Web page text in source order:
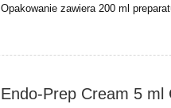
Opakowanie zawiera 200 ml
Endo-Prep Cream 5 ml